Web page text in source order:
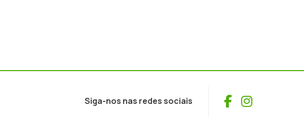
Siga-nos nas redes sociais Facebook
Instagram